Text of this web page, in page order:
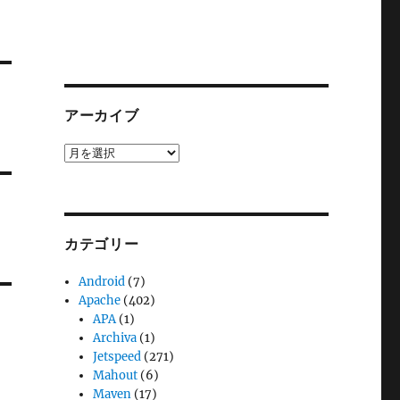
アーカイブ
ア
カテゴリー
Android (7)
Apache (402)
APA(1)
Archiva (1)
Jetspeed (271)
Mahout (6)
Maven (17)